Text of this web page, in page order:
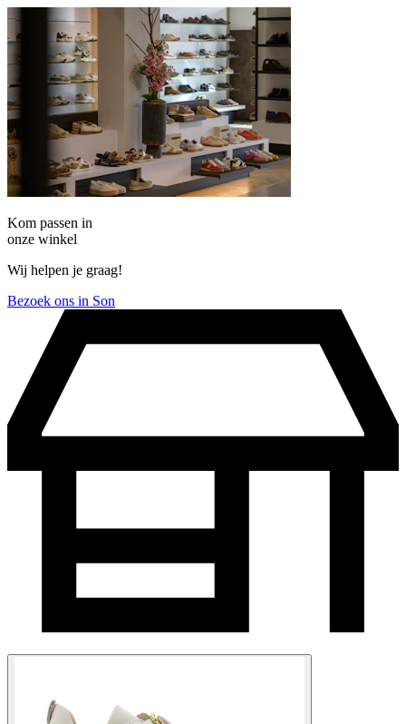
Kom passen in
onze winkel
Wij helpen je graag!
Bezoek ons in Son